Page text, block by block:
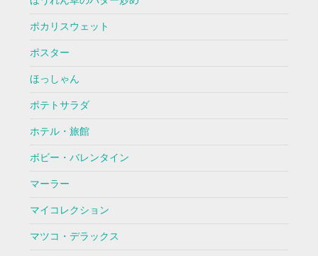
ポカリスウェット
ポスター
ほっしゃん
ポテトサラダ
ホテル・旅館
ボビー・バレンタイン
マーラー
マイコレクション
マツコ・デラックス